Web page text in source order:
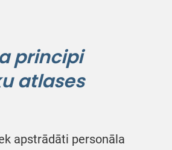
principi
atlases
apstrādāti personāla